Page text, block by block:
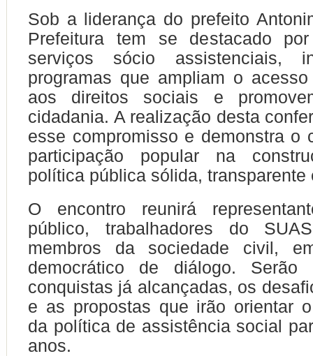
Sob a liderança do prefeito
Prefeitura tem se destacado
serviços sócio assistenciais,
programas que ampliam o
aos direitos sociais e
cidadania. A realização desta
esse compromisso e demonstra o
participação popular na
política pública sólida, transparente
O encontro reunirá
público, trabalhadores do
membros da sociedade civil,
democrático de diálogo. Serão
conquistas já alcançadas, os
e as propostas que irão orientar
da política de assistência social
anos.